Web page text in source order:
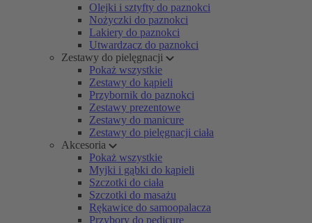
Olejki i sztyfty do paznokci
Nożyczki do paznokci
Lakiery do paznokci
Utwardzacz do paznokci
Zestawy do pielęgnacji
Pokaż wszystkie
Zestawy do kąpieli
Przybornik do paznokci
Zestawy prezentowe
Zestawy do manicure
Zestawy do pielęgnacji ciała
Akcesoria
Pokaż wszystkie
Myjki i gąbki do kąpieli
Szczotki do ciała
Szczotki do masażu
Rękawice do samoopalacza
Przybory do pedicure